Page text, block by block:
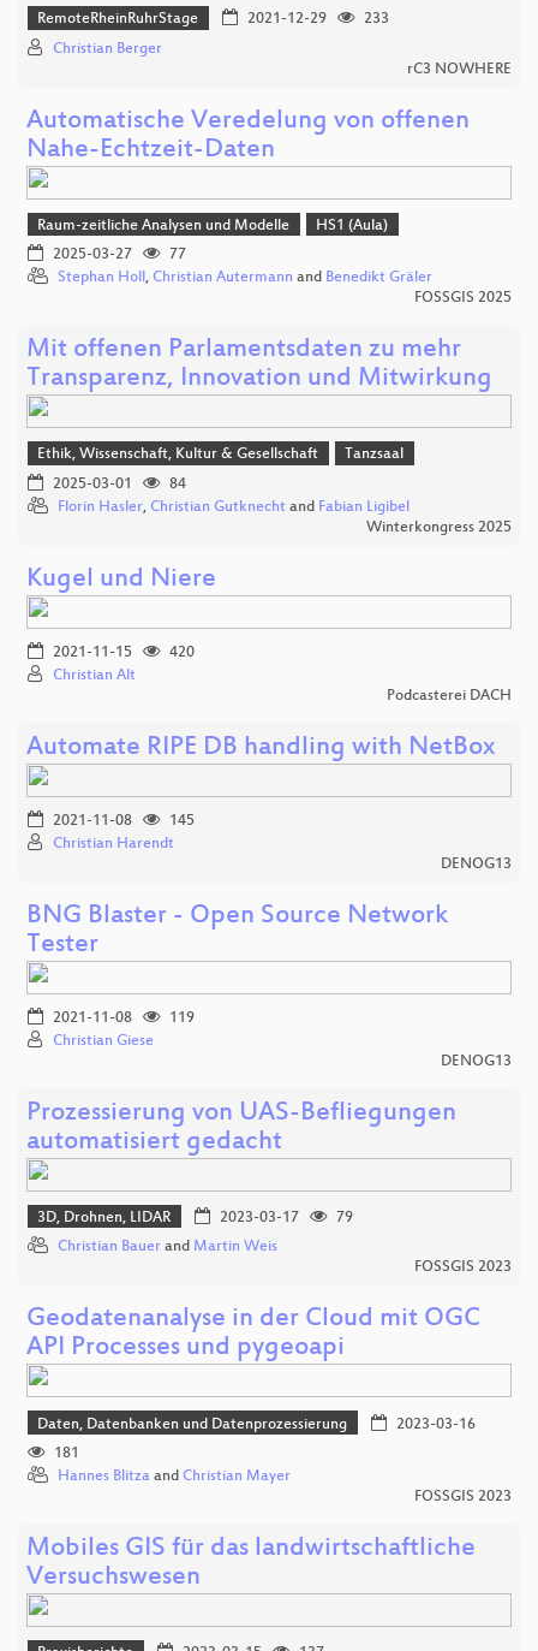
RemoteRheinRuhrStage 2021-12-29
233
Christian Berger
rC3 NOWHERE
Automatische Veredelung von offenen
Nahe-Echtzeit-Daten
Raum-zeitliche Analysen und Modelle
HS1 (Aula)
2025-03-27
77
Stephan Holl, Christian Autermann and Benedikt Gräler
FOSSGIS 2025
Mit offenen Parlamentsdaten zu mehr
Transparenz, Innovation und Mitwirkung
Ethik, Wissenschaft, Kultur & Gesellschaft
Tanzsaal
2025-03-01
84
Florin Hasler, Christian Gutknecht and Fabian Ligibel
Winterkongress 2025
Kugel und Niere
2021-11-15
420
Christian Alt
Podcasterei DACH
Automate RIPE DB handling with NetBox
2021-11-08
145
Christian Harendt
DENOG13
BNG Blaster - Open Source Network
Tester
2021-11-08
119
Christian Giese
DENOG13
Prozessierung von UAS-Befliegungen
automatisiert gedacht
3D, Drohnen, LIDAR 2023-03-17
79
Christian Bauer and Martin Weis
FOSSGIS 2023
Geodatenanalyse in der Cloud mit OGC
API Processes und pygeoapi
Daten, Datenbanken und Datenprozessierung
2023-03-16
181
Hannes Blitza and Christian Mayer
FOSSGIS 2023
Mobiles GIS für das landwirtschaftliche
Versuchswesen